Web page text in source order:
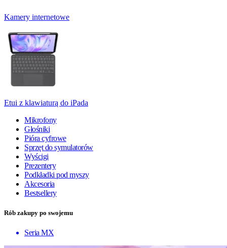
Kamery internetowe
Etui z klawiaturą do iPada
Mikrofony
Głośniki
Pióra cyfrowe
Sprzęt do symulatorów
Wyścigi
Prezentery
Podkładki pod myszy
Akcesoria
Bestsellery
Rób zakupy po swojemu
Seria MX